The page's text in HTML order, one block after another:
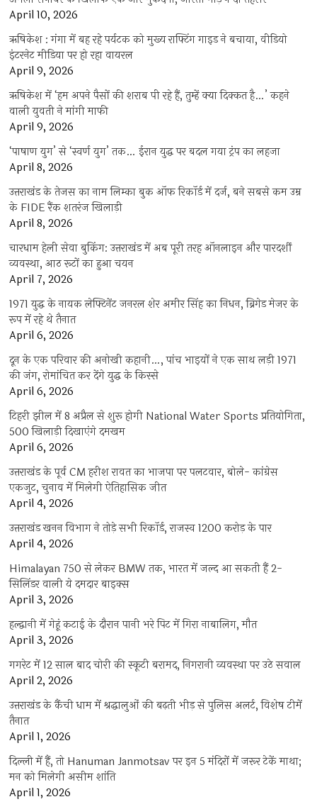
April 10, 2026
ऋषिकेश : गंगा में बह रहे पर्यटक को मुख्य राफ्टिंग गाइड ने बचाया, वीडियो
इंटरनेट मीडिया पर हो रहा वायरल
April 9, 2026
ऋषिकेश में ‘हम अपने पैसों की शराब पी रहे हैं, तुम्हें क्या दिक्कत है…’ कहने
वाली युवती ने मांगी माफी
April 9, 2026
‘पाषाण युग’ से ‘स्वर्ण युग’ तक… ईरान युद्ध पर बदल गया ट्रंप का लहजा
April 8, 2026
उत्तराखंड के तेजस का नाम लिम्का बुक ऑफ रिकॉर्ड में दर्ज, बने सबसे कम उम्र
के FIDE रैंक शतरंज खिलाड़ी
April 8, 2026
चारधाम हेली सेवा बुकिंग: उत्तराखंड में अब पूरी तरह ऑनलाइन और पारदर्शी
व्यवस्था, आठ रूटों का हुआ चयन
April 7, 2026
1971 युद्ध के नायक लेफ्टिनेंट जनरल शेर अमीर सिंह का निधन, ब्रिगेड मेजर के
रूप में रहे थे तैनात
April 6, 2026
दून के एक परिवार की अनोखी कहानी…, पांच भाइयों ने एक साथ लड़ी 1971
की जंग, रोमांचित कर देंगे युद्ध के किस्से
April 6, 2026
टिहरी झील में 8 अप्रैल से शुरू होगी National Water Sports प्रतियोगिता,
500 खिलाड़ी दिखाएंगे दमखम
April 6, 2026
उत्तराखंड के पूर्व CM हरीश रावत का भाजपा पर पलटवार, बोले- कांग्रेस
एकजुट, चुनाव में मिलेगी ऐतिहासिक जीत
April 4, 2026
उत्तराखंड खनन विभाग ने तोड़े सभी रिकॉर्ड, राजस्व 1200 करोड़ के पार
April 4, 2026
Himalayan 750 से लेकर BMW तक, भारत में जल्द आ सकती हैं 2-
सिलिंडर वाली ये दमदार बाइक्स
April 3, 2026
हल्द्वानी में गेहूं कटाई के दौरान पानी भरे पिट में गिरा नाबालिग, मौत
April 3, 2026
गगरेट में 12 साल बाद चोरी की स्कूटी बरामद, निगरानी व्यवस्था पर उठे सवाल
April 2, 2026
उत्तराखंड के कैंची धाम में श्रद्धालुओं की बढ़ती भीड़ से पुलिस अलर्ट, विशेष टीमें
तैनात
April 1, 2026
दिल्ली में हैं, तो Hanuman Janmotsav पर इन 5 मंदिरों में जरूर टेकें माथा;
मन को मिलेगी असीम शांति
April 1, 2026